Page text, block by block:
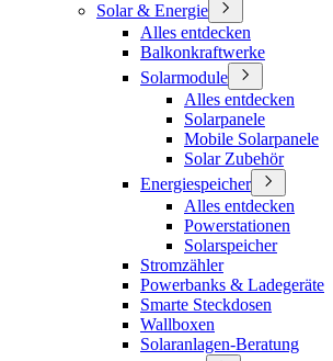
Solar & Energie
Alles entdecken
Balkonkraftwerke
Solarmodule
Alles entdecken
Solarpanele
Mobile Solarpanele
Solar Zubehör
Energiespeicher
Alles entdecken
Powerstationen
Solarspeicher
Stromzähler
Powerbanks & Ladegeräte
Smarte Steckdosen
Wallboxen
Solaranlagen-Beratung